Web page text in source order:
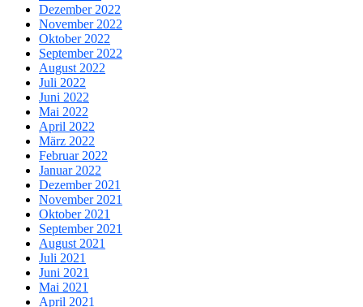
Dezember 2022
November 2022
Oktober 2022
September 2022
August 2022
Juli 2022
Juni 2022
Mai 2022
April 2022
März 2022
Februar 2022
Januar 2022
Dezember 2021
November 2021
Oktober 2021
September 2021
August 2021
Juli 2021
Juni 2021
Mai 2021
April 2021